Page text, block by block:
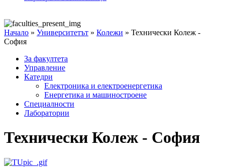
Начало » Университетът » Колежи » Технически Колеж -
София
За факултета
Управление
Катедри
Електроника и електроенергетика
Енергетика и машиностроене
Специалности
Лаборатории
Технически Колеж - София